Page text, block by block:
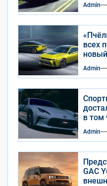
Admin
всех
Bee
Admin
в том
Admin
GAC